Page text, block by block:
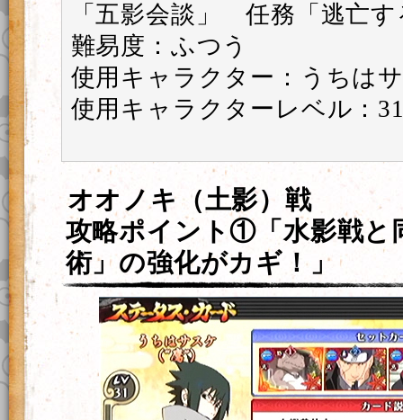
「五影会談」 任務「逃亡す
難易度：ふつう
使用キャラクター：うちは
使用キャラクターレベル：
オオノキ（土影）戦
攻略ポイント①「水影戦と
術」の強化がカギ！」